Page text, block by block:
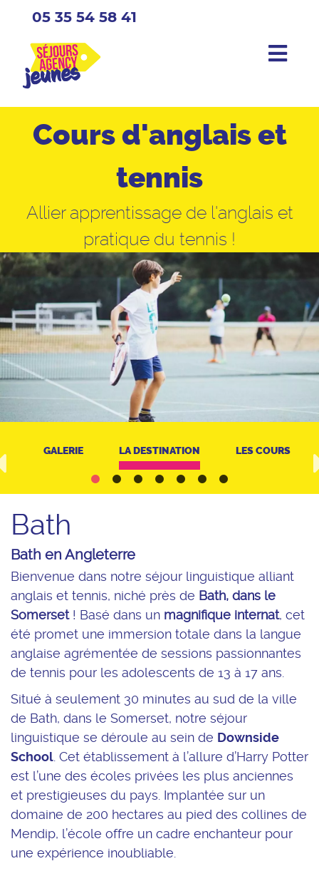
05 35 54 58 41
Cours d'anglais et
tennis
Allier apprentissage de l'anglais et
pratique du tennis !
GALERIE LA DESTINATION LES COURS
Bath
Bath en Angleterre
Bienvenue dans notre séjour linguistique alliant
anglais et tennis, niché près de Bath, dans le
Somerset! Basé dans un magnifique internat, cet
été promet une immersion totale dans la langue
anglaise agrémentée de sessions passionnantes
de tennis pour les adolescents de 13 à 17 ans.
Situé à seulement 30 minutes au sud de la ville
de Bath, dans le Somerset, notre séjour
linguistique se déroule au sein de Downside
School. Cet établissement à l’allure d’Harry Potter
est l’une des écoles privées les plus anciennes
et prestigieuses du pays. Implantée sur un
domaine de 200 hectares au pied des collines de
Mendip, l’école offre un cadre enchanteur pour
une expérience inoubliable.